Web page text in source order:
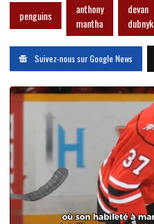
penguins
anthony
mantha
devan
dubnyk
Suivez-nous sur Google News